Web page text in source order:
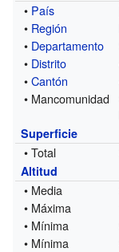
• País
• Región
• Departamento
• Distrito
•Cantón
• Mancomunidad
Superficie
• Total
Altitud
• Media
• Máxima
• Mínima
• Mínima